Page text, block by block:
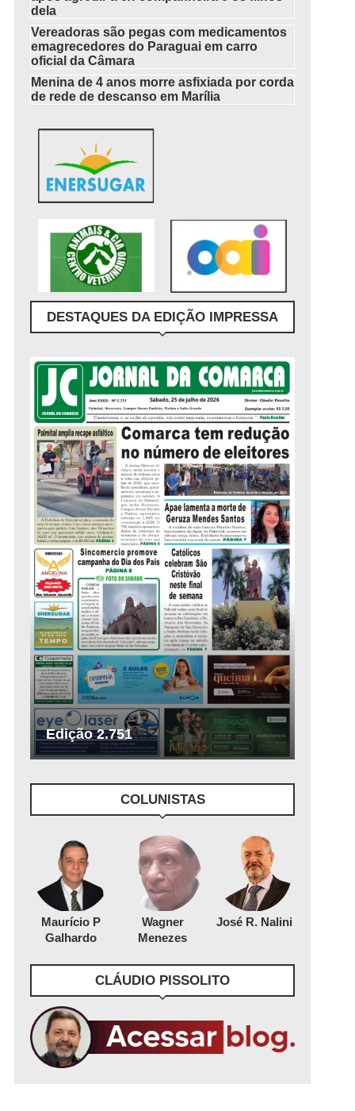
dela
Vereadoras são pegas com medicamentos
emagrecedores do Paraguai em carro
oficial da Câmara
Menina de 4 anos morre asfixiada por corda
de rede de descanso em Marília
DESTAQUES DA EDIÇÃO IMPRESSA
Edição 2.751
COLUNISTAS
Maurício P
Galhardo
Wagner
Menezes
José R. Nalini
CLÁUDIO PISSOLITO